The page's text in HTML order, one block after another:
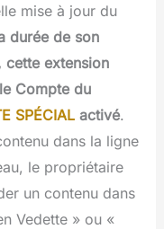
mise à jour du
durée de son
cette extension
Compte du
SPÉCIALactivé.
dans la ligne
le propriétaire
un contenu dans
Vedette » ou «